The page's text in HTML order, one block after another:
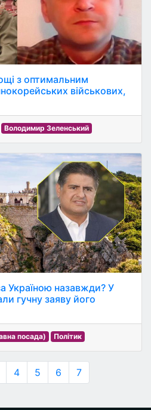
з оптимальним
військових,
Володимир Зеленський
Україною назавжди? У
гучну заяву його
посада) Політик
4 5 6 7